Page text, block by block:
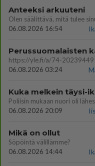
Anteeksi arkuuteni
06.08.2026 16:54
06.08.2026 03:24
Kuka melkein täysi-
06.08.2026 20:09
Mikä on ollut
Söpöintä välillämme?
06.08.2026 14:44